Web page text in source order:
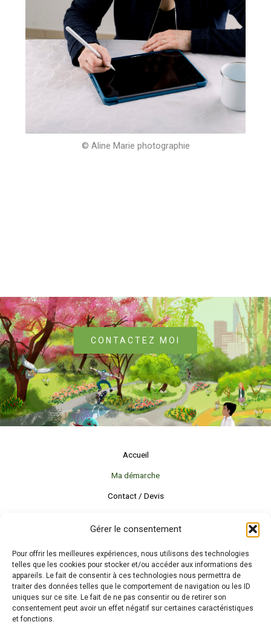
Gérer le consentement
Pour offrir les meilleures expériences, nous utilisons des technologies
telles que les cookies pour stocker et/ou accéder aux informations des
appareils. Le fait de consentir à ces technologies nous permettra de
traiter des données telles que le comportement de navigation ou les ID
uniques sur ce site. Le fait de ne pas consentir ou de retirer son
consentement peut avoir un effet négatif sur certaines caractéristiques
et fonctions.
© Aline Marie photographie
CONTACTEZ MOI
Accueil
Ma démarche
Contact / Devis